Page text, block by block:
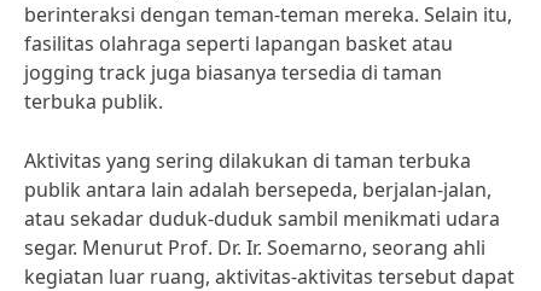
berinteraksi dengan teman-teman mereka. Selain itu,
fasilitas olahraga seperti lapangan basket atau
jogging track juga biasanya tersedia di taman
terbuka publik.
Aktivitas yang sering dilakukan di taman terbuka
publik antara lain adalah bersepeda, berjalan-jalan,
atau sekadar duduk-duduk sambil menikmati udara
segar. Menurut Prof. Dr. Ir. Soemarno, seorang ahli
kegiatan luar ruang, aktivitas-aktivitas tersebut dapat